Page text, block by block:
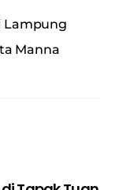
Lampung
Manna